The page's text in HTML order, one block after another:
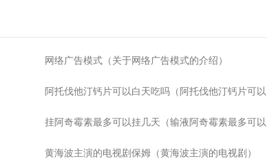
网络广告模式（关于网络广告模式的介绍）
阿托伐他汀钙片可以白天吃吗（阿托伐他汀钙片可以
挂阿奇霉素最多可以挂几天（输液阿奇霉素最多可以
黄海波主演的电视剧保姆（黄海波主演的电视剧）